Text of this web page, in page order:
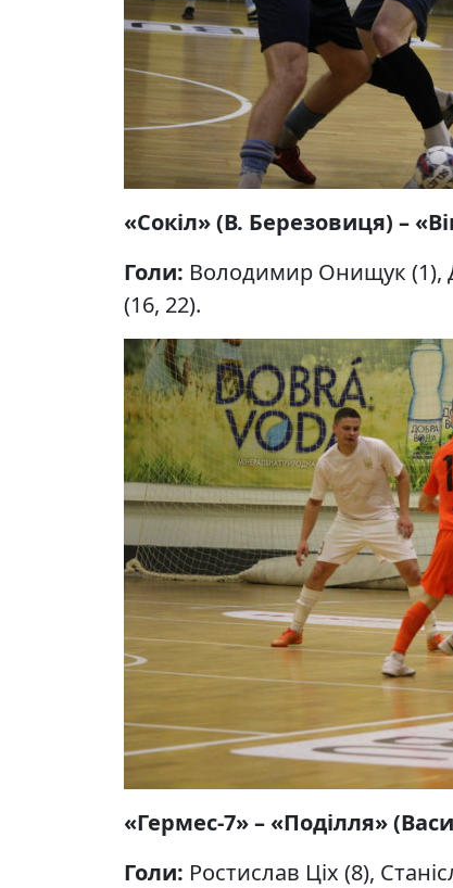
«Сокіл» (В. Березовиця) –
Голи: Володимир Онищук (1),
(16, 22).
«Гермес-7» – «Поділля»
Голи: Ростислав Ціх (8),